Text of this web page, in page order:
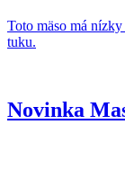
Toto mäso má
tuku.
Novinka